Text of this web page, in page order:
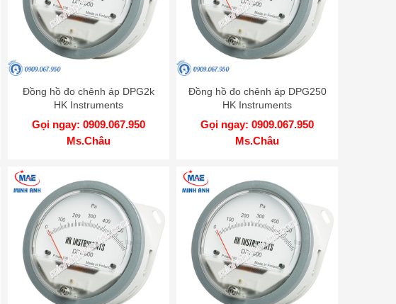
Đồng hồ đo chênh áp DPG2k
HK Instruments
Gọi ngay: 0909.067.950
Ms.Châu
Đồng hồ đo chênh áp DPG250
HK Instruments
Gọi ngay: 0909.067.950
Ms.Châu